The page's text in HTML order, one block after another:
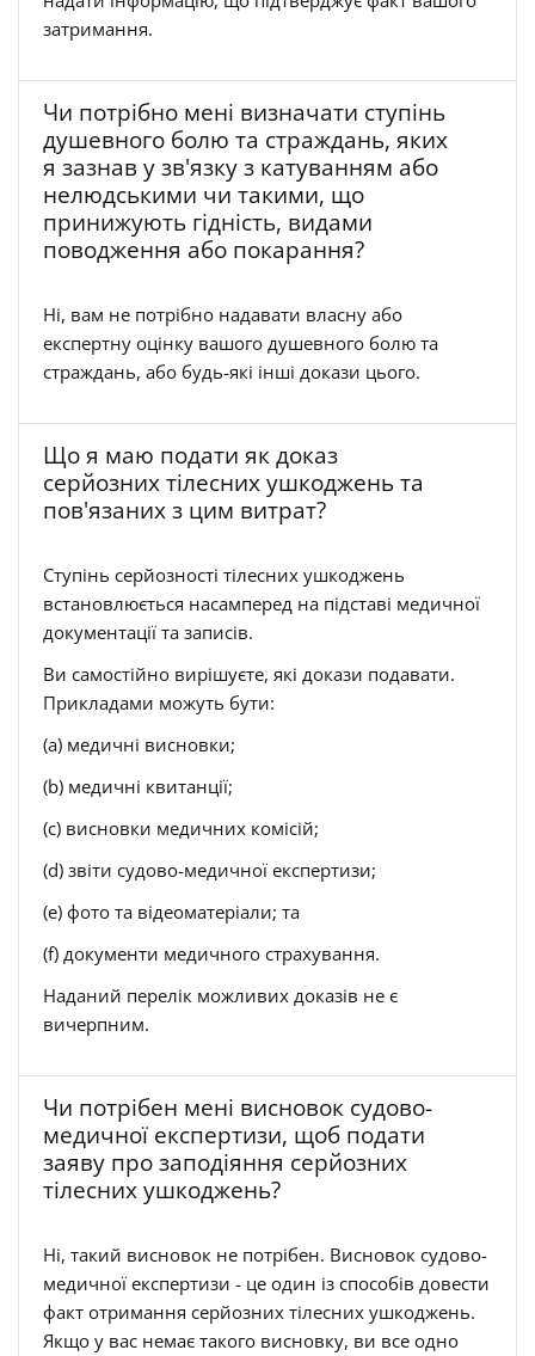
затримання.
Чи потрібно мені визначати ступінь
душевного болю та страждань, яких
я зазнав у зв'язку з катуванням або
нелюдськими чи такими, що
принижують гідність, видами
поводження або покарання?
Ні, вам не потрібно надавати власну або
експертну оцінку вашого душевного болю та
страждань, або будь-які інші докази цього.
Що я маю подати як доказ
серйозних тілесних ушкоджень та
пов'язаних з цим витрат?
Ступінь серйозності тілесних ушкоджень
встановлюється насамперед на підставі медичної
документації та записів.
Ви самостійно вирішуєте, які докази подавати.
Прикладами можуть бути:
(a) медичні висновки;
(b) медичні квитанції;
(c) висновки медичних комісій;
(d) звіти судово-медичної експертизи;
(e) фото та відеоматеріали; та
(f) документи медичного страхування.
Наданий перелік можливих доказів не є
вичерпним.
Чи потрібен мені висновок судово-
медичної експертизи, щоб подати
заяву про заподіяння серйозних
тілесних ушкоджень?
Ні, такий висновок не потрібен. Висновок судово-
медичної експертизи - це один із способів довести
факт отримання серйозних тілесних ушкоджень.
Якщо у вас немає такого висновку, ви все одно